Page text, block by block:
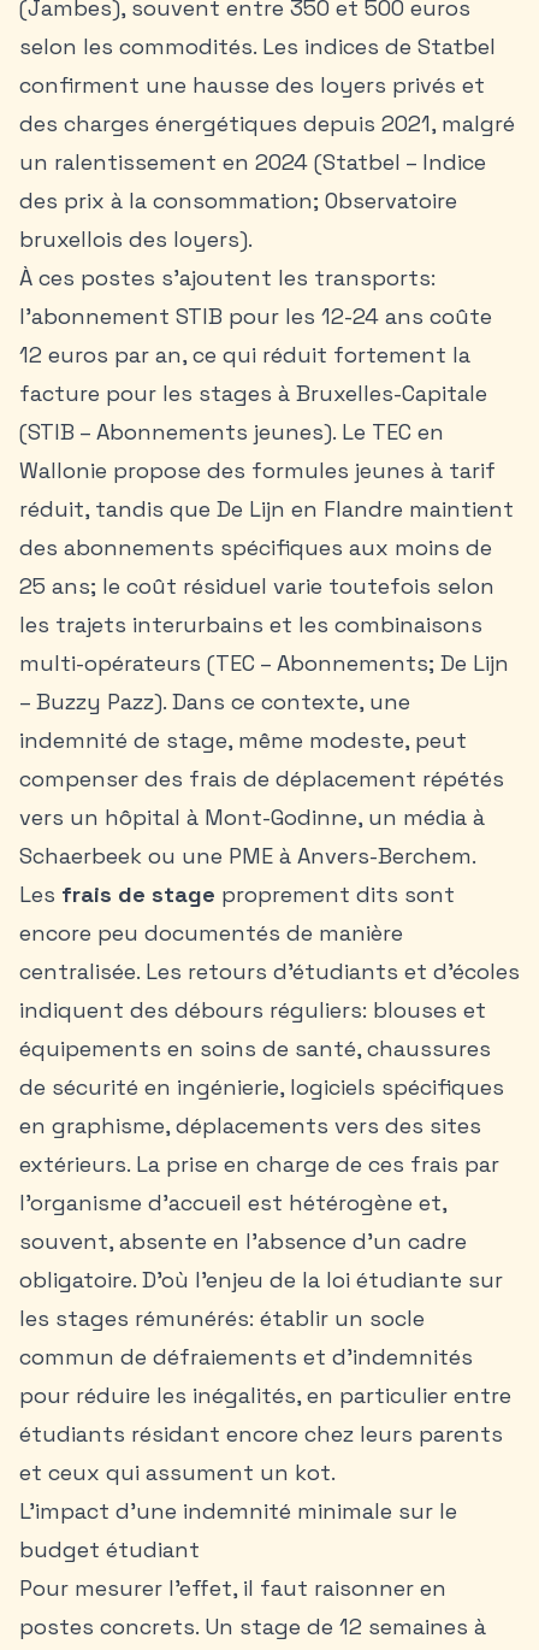
(Jambes), souvent entre 350 et 500 euros
selon les commodités. Les indices de Statbel
confirment une hausse des loyers privés et
des charges énergétiques depuis 2021, malgré
un ralentissement en 2024 (Statbel – Indice
des prix à la consommation; Observatoire
bruxellois des loyers).
À ces postes s’ajoutent les transports:
l’abonnement STIB pour les 12-24 ans coûte
12 euros par an, ce qui réduit fortement la
facture pour les stages à Bruxelles-Capitale
(STIB – Abonnements jeunes). Le TEC en
Wallonie propose des formules jeunes à tarif
réduit, tandis que De Lijn en Flandre maintient
des abonnements spécifiques aux moins de
25 ans; le coût résiduel varie toutefois selon
les trajets interurbains et les combinaisons
multi-opérateurs (TEC – Abonnements; De Lijn
– Buzzy Pazz). Dans ce contexte, une
indemnité de stage, même modeste, peut
compenser des frais de déplacement répétés
vers un hôpital à Mont-Godinne, un média à
Schaerbeek ou une PME à Anvers-Berchem.
Les frais de stage proprement dits sont
encore peu documentés de manière
centralisée. Les retours d’étudiants et d’écoles
indiquent des débours réguliers: blouses et
équipements en soins de santé, chaussures
de sécurité en ingénierie, logiciels spécifiques
en graphisme, déplacements vers des sites
extérieurs. La prise en charge de ces frais par
l’organisme d’accueil est hétérogène et,
souvent, absente en l’absence d’un cadre
obligatoire. D’où l’enjeu de la loi étudiante sur
les stages rémunérés: établir un socle
commun de défraiements et d’indemnités
pour réduire les inégalités, en particulier entre
étudiants résidant encore chez leurs parents
et ceux qui assument un kot.
L’impact d’une indemnité minimale sur le
budget étudiant
Pour mesurer l’effet, il faut raisonner en
postes concrets. Un stage de 12 semaines à